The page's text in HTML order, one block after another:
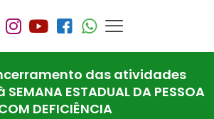
das atividades
ESTADUAL DA PESSOA
DEFICIÊNCIA